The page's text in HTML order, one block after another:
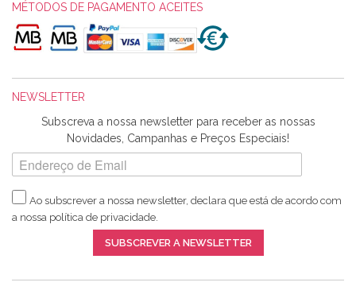
MÉTODOS DE PAGAMENTO ACEITES
NEWSLETTER
Subscreva a nossa newsletter para receber as nossas
Novidades, Campanhas e Preços Especiais!
Ao subscrever a nossa newsletter, declara que está de acordo com
a nossa política de privacidade.
SUBSCREVER A NEWSLETTER